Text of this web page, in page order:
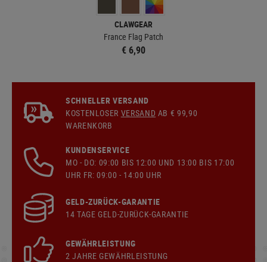
CLAWGEAR
France Flag Patch
€ 6,90
SCHNELLER VERSAND
KOSTENLOSER VERSAND AB € 99,90
WARENKORB
KUNDENSERVICE
MO - DO: 09:00 BIS 12:00 UND 13:00 BIS 17:00
UHR FR: 09:00 - 14:00 UHR
GELD-ZURÜCK-GARANTIE
14 TAGE GELD-ZURÜCK-GARANTIE
GEWÄHRLEISTUNG
2 JAHRE GEWÄHRLEISTUNG